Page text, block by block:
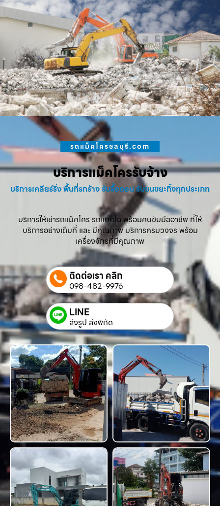
รถแม็คโครชลบุรี.com
บริการแม็คโครรับจ้าง
บริการเคลียร์ริ่ง พื้นที่รกร้าง รับรื้อถอน รับขนขยะทิ้งทุกประเภท
บริการให้เช่ารถแม็คโคร รถแบคโฮ พร้อมคนขับมืออาชีพ ที่ให้
บริการอย่างเต็มที่ และ มีคุณภาพ บริการครบวงจร พร้อม
เครื่องจักรที่มีคุณภาพ
ติดต่อเรา คลิก
098-482-9976
LINE
ส่งรูป ส่งพิกัด